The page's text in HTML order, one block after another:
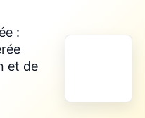
:
et de